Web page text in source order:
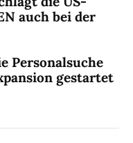
auch bei der
Personalsuche
gestartet